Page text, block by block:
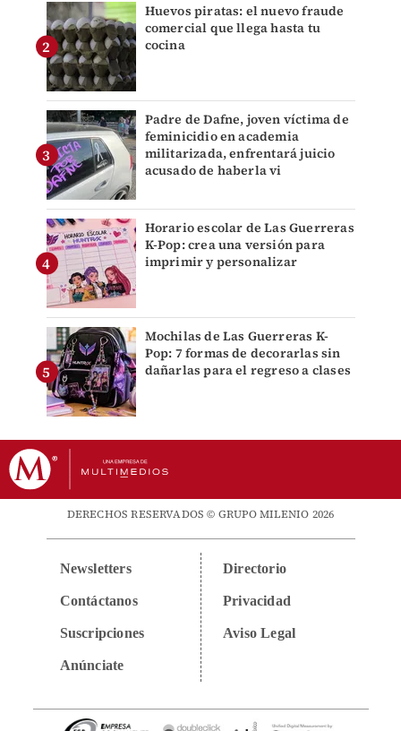
Huevos piratas: el nuevo fraude
comercial que llega hasta tu
cocina
Padre de Dafne, joven víctima de
feminicidio en academia
militarizada, enfrentará juicio
acusado de haberla vi
Horario escolar de Las Guerreras
K-Pop: crea una versión para
imprimir y personalizar
Mochilas de Las Guerreras K-
Pop: 7 formas de decorarlas sin
dañarlas para el regreso a clases
DERECHOS RESERVADOS © GRUPO MILENIO 2026
Newsletters
Contáctanos
Suscripciones
Anúnciate
Directorio
Privacidad
Aviso Legal